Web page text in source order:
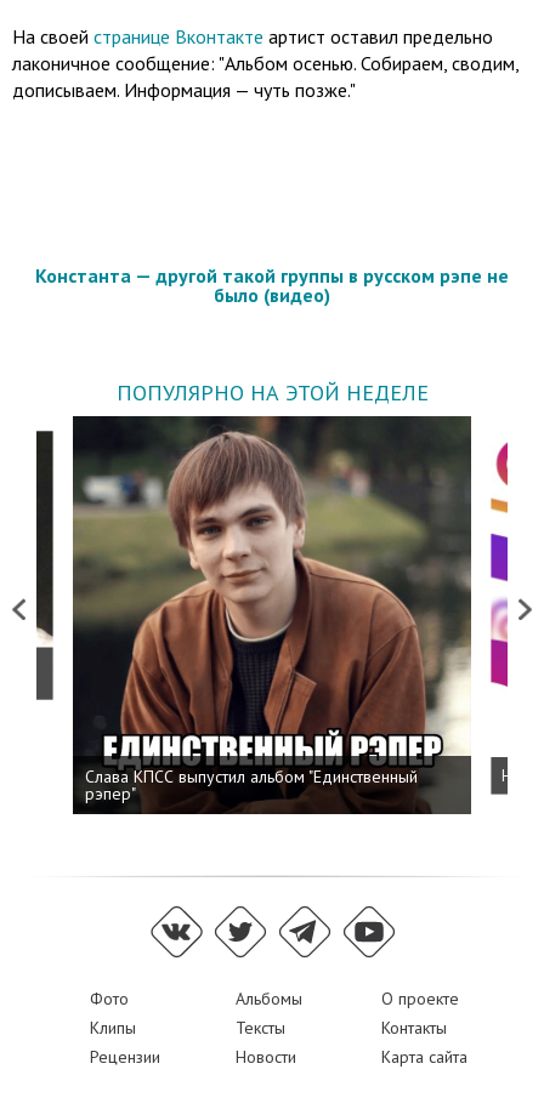
На своей странице Вконтакте артист оставил предельно
лаконичное сообщение: "Альбом осенью. Собираем, сводим,
дописываем. Информация — чуть позже."
Константа — другой такой группы в русском рэпе не
было (видео)
ПОПУЛЯРНО НА ЭТОЙ НЕДЕЛЕ
Previous
Слава КПСС выпустил альбом "Единственный
рэпер"
Next
Фото Альбомы
О проекте
Клипы
Тексты
Контакты
Рецензии
Новости Карта сайта